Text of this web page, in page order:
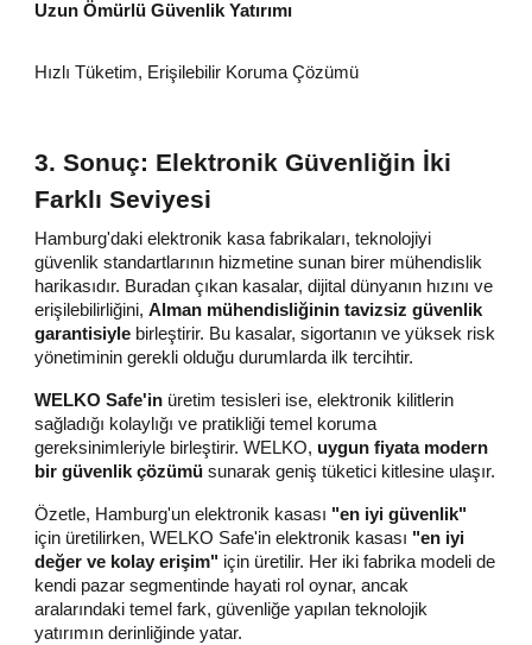
Uzun Ömürlü Güvenlik Yatırımı
Hızlı Tüketim, Erişilebilir Koruma Çözümü
3. Sonuç: Elektronik Güvenliğin İki
Farklı Seviyesi
Hamburg'daki elektronik kasa fabrikaları, teknolojiyi
güvenlik standartlarının hizmetine sunan birer mühendislik
harikasıdır. Buradan çıkan kasalar, dijital dünyanın hızını ve
erişilebilirliğini,Alman mühendisliğinin tavizsiz güvenlik
garantisiyle birleştirir. Bu kasalar, sigortanın ve yüksek risk
yönetiminin gerekli olduğu durumlarda ilk tercihtir.
WELKO Safe'in üretim tesisleri ise, elektronik kilitlerin
sağladığı kolaylığı ve pratikliği temel koruma
gereksinimleriyle birleştirir. WELKO, uygun fiyata modern
bir güvenlik çözümü sunarak geniş tüketici kitlesine ulaşır.
Özetle, Hamburg'un elektronik kasası "en iyi güvenlik"
için üretilirken, WELKO Safe'in elektronik kasası "en iyi
değer ve kolay erişim" için üretilir. Her iki fabrika modeli de
kendi pazar segmentinde hayati rol oynar, ancak
aralarındaki temel fark, güvenliğe yapılan teknolojik
yatırımın derinliğinde yatar.